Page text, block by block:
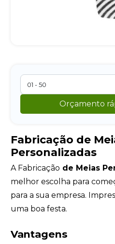
Orçamento
Fabricação de
Personalizadas
A Fabricação de Meias
melhor escolha para
para a sua empresa.
uma boa festa.
Vantagens